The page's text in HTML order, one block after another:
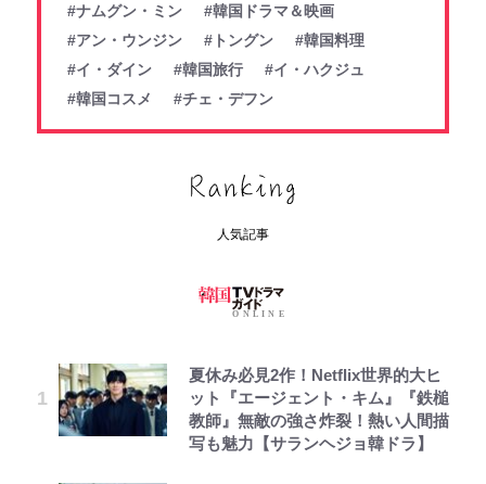
#ナムグン・ミン
#韓国ドラマ＆映画
#アン・ウンジン
#トングン
#韓国料理
#イ・ダイン
#韓国旅行
#イ・ハクジュ
#韓国コスメ
#チェ・デフン
人気記事
夏休み必見2作！Netflix世界的大ヒ
ット『エージェント・キム』『鉄槌
教師』無敵の強さ炸裂！熱い人間描
写も魅力【サランヘジョ韓ドラ】